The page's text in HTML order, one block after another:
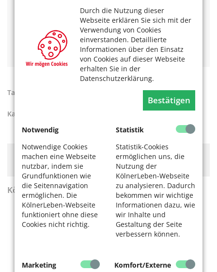
Durch die Nutzung dieser
Webseite erklären Sie sich mit der
Verwendung von Cookies
einverstanden. Detaillierte
Informationen über den Einsatz
von Cookies auf dieser Webseite
erhalten Sie in der
Datenschutzerklärung.
Bestätigen
Notwendig
Notwendige Cookies
machen eine Webseite
nutzbar, indem sie
Grundfunktionen wie
die Seitennavigation
ermöglichen. Die
KölnerLeben-Webseite
funktioniert ohne diese
Cookies nicht richtig.
Statistik
Statistik-Cookies
ermöglichen uns, die
Nutzung der
KölnerLeben-Webseite
zu analysieren. Dadurch
bekommen wir wichtige
Informationen dazu, wie
wir Inhalte und
Gestaltung der Seite
verbessern können.
Marketing
Komfort/Externe
und Wildschwein wohl fühlen.
Lesen Sie über das Projekt für Arten- und
Insektenschutz des Umweltamtes der Stadt:
Wildbienenschutz aktiv
Imker in der Stadt:
Süßes Stadt-Summen.
Tags: Umwelt und Naturschutz
Kategorien:
Hier könnte Werbung stehen, mit der wir uns
finanzieren. Bitte akzeptieren Sie dieCookie-Meldung
KölnerLeben Sommer 2026